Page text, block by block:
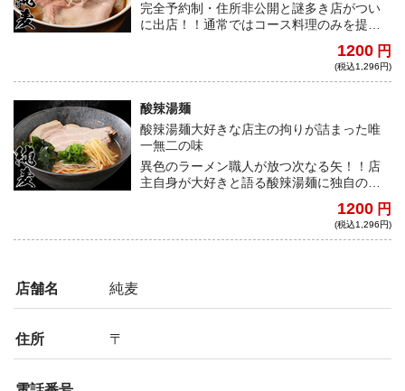
完全予約制・住所非公開と謎多き店がつい
に出店！！通常ではコース料理のみを提供
1200 円
(税込1,296円)
酸辣湯麺
酸辣湯麺大好きな店主の拘りが詰まった唯
一無二の味
異色のラーメン職人が放つ次なる矢！！店
主自身が大好きと語る酸辣湯麺に独自のア
1200 円
(税込1,296円)
店舗名 純麦
住所 〒